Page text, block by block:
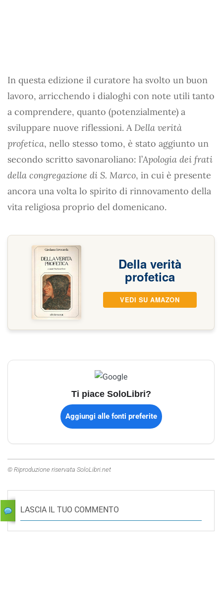
In questa edizione il curatore ha svolto un buon
lavoro, arricchendo i dialoghi con note utili tanto
a comprendere, quanto (potenzialmente) a
sviluppare nuove riflessioni. ADella verità
profetica, nello stesso tomo, è stato aggiunto un
secondo scritto savonaroliano: l’Apologia dei frati
della congregazione di S. Marco, in cui è presente
ancora una volta lo spirito di rinnovamento della
vita religiosa proprio del domenicano.
Della verità
profetica
VEDI SU AMAZON
Ti piace SoloLibri?
Aggiungi alle fonti preferite
© Riproduzione riservata SoloLibri.net
LASCIA IL TUO COMMENTO